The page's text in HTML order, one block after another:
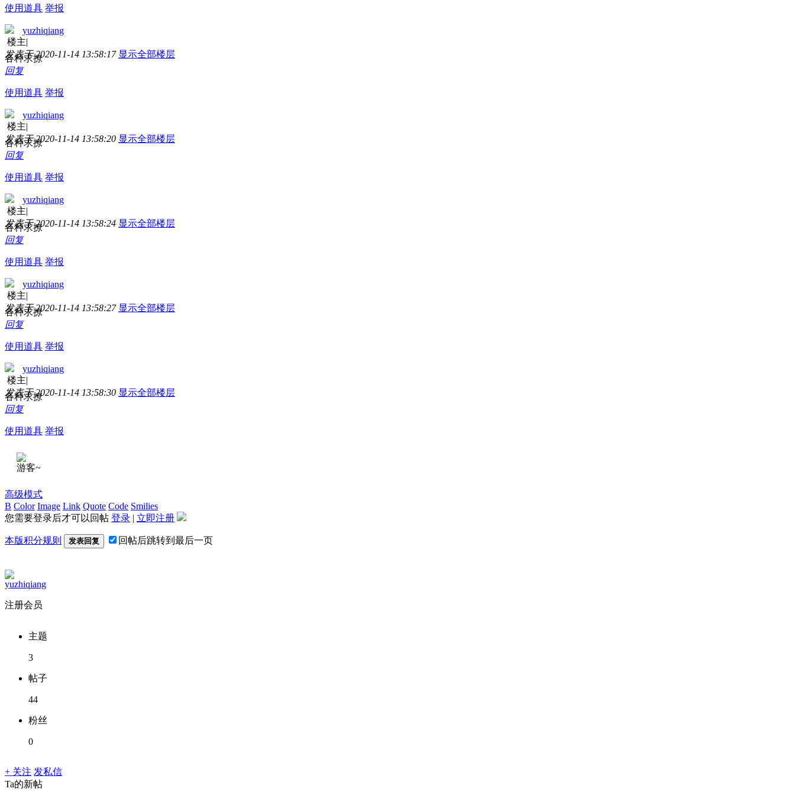
使用道具 举报
yuzhiqiang
楼主|
发表于 2020-11-14 13:58:17 显示全部楼层
各种求撩
回复
使用道具 举报
yuzhiqiang
楼主|
发表于 2020-11-14 13:58:20 显示全部楼层
各种求撩
回复
使用道具 举报
yuzhiqiang
楼主|
发表于 2020-11-14 13:58:24 显示全部楼层
各种求撩
回复
使用道具 举报
yuzhiqiang
楼主|
发表于 2020-11-14 13:58:27 显示全部楼层
各种求撩
回复
使用道具 举报
yuzhiqiang
楼主|
发表于 2020-11-14 13:58:30 显示全部楼层
各种求撩
回复
使用道具 举报
游客~
高级模式
B Color Image Link Quote Code Smilies
您需要登录后才可以回帖 登录 | 立即注册
本版积分规则 发表回复 回帖后跳转到最后一页
yuzhiqiang
注册会员
主题
3
帖子
44
粉丝
0
+ 关注 发私信
Ta的新帖